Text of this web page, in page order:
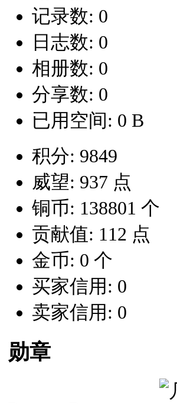
记录数: 0
日志数: 0
相册数: 0
分享数: 0
已用空间: 0 B
积分: 9849
威望: 937 点
铜币: 138801 个
贡献值: 112 点
金币: 0 个
买家信用: 0
卖家信用: 0
勋章